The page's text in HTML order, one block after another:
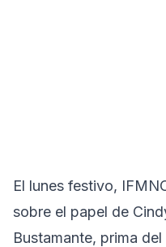
El lunes festivo,
sobre el papel de
Bustamante, prima